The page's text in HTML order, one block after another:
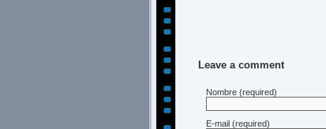
Leave a comment
Nombre (required)
E-mail (required)